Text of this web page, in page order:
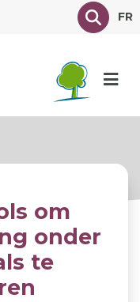
TexteFR
om
onder
te